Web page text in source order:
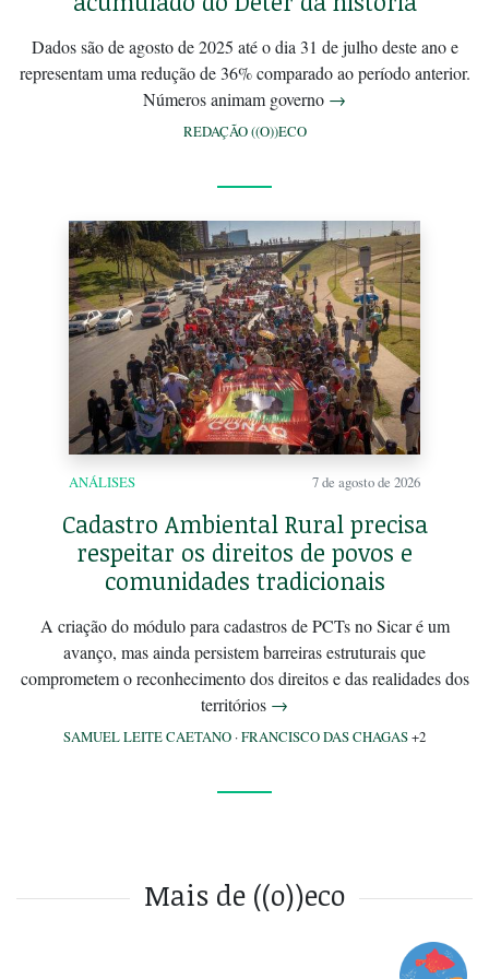
Dados são de agosto de 2025 até o dia 31 de julho deste ano e
representam uma redução de 36% comparado ao período anterior.
Números animam governo →
REDAÇÃO ((O))ECO
ANÁLISES 7 de agosto de 2026
Cadastro Ambiental Rural precisa
respeitar os direitos de povos e
comunidades tradicionais
A criação do módulo para cadastros de PCTs no Sicar é um
avanço, mas ainda persistem barreiras estruturais que
comprometem o reconhecimento dos direitos e das realidades dos
territórios →
SAMUEL LEITE CAETANO ·FRANCISCO DAS CHAGAS+2
Mais de ((o))eco